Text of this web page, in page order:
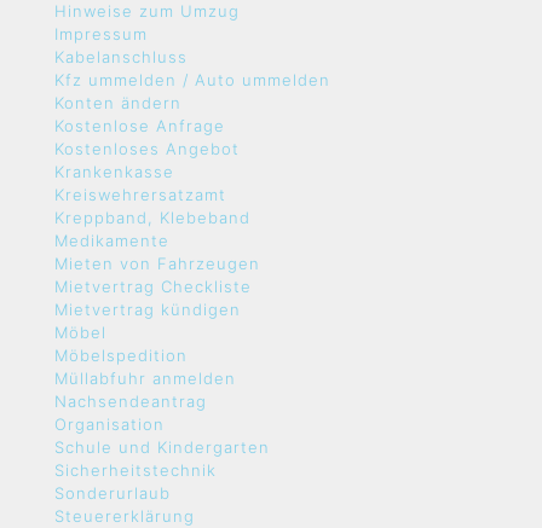
Hinweise zum Umzug
Impressum
Kabelanschluss
Kfz ummelden / Auto ummelden
Konten ändern
Kostenlose Anfrage
Kostenloses Angebot
Krankenkasse
Kreiswehrersatzamt
Kreppband, Klebeband
Medikamente
Mieten von Fahrzeugen
Mietvertrag Checkliste
Mietvertrag kündigen
Möbel
Möbelspedition
Müllabfuhr anmelden
Nachsendeantrag
Organisation
Schule und Kindergarten
Sicherheitstechnik
Sonderurlaub
Steuererklärung